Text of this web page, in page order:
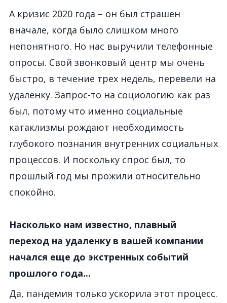
А кризис 2020 года – он был страшен
вначале, когда было слишком много
непонятного. Но нас выручили телефонные
опросы. Свой звонковый центр мы очень
быстро, в течение трех недель, перевели на
удаленку. Запрос-то на социологию как раз
был, потому что именно социальные
катаклизмы рождают необходимость
глубокого познания внутренних социальных
процессов. И поскольку спрос был, то
прошлый год мы прожили относительно
спокойно.
Насколько нам известно, плавный
переход на удаленку в вашей компании
начался еще до экстренных событий
прошлого года...
Да, пандемия только ускорила этот процесс.